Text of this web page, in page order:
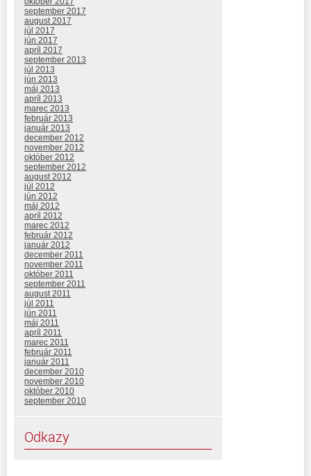
september 2017
august 2017
júl 2017
jún 2017
apríl 2017
september 2013
júl 2013
jún 2013
máj 2013
apríl 2013
marec 2013
február 2013
január 2013
december 2012
november 2012
október 2012
september 2012
august 2012
júl 2012
jún 2012
máj 2012
apríl 2012
marec 2012
február 2012
január 2012
december 2011
november 2011
október 2011
september 2011
august 2011
júl 2011
jún 2011
máj 2011
apríl 2011
marec 2011
február 2011
január 2011
december 2010
november 2010
október 2010
september 2010
Odkazy